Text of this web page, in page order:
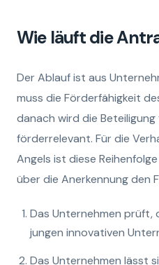
Wie läuft die
Der Ablauf ist aus
muss die Förderfähigkeit
danach wird die
förderrelevant. Für die
Angels ist diese
über die Anerkennung den
Das Unternehmen prüft,
jungen innovativen
Das Unternehmen lässt